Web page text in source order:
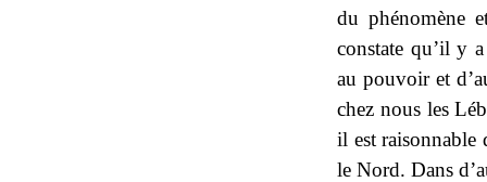
du phénomène
constate qu’il y
au pouvoir et
chez nous les
il est raisonnable
le Nord. Dans